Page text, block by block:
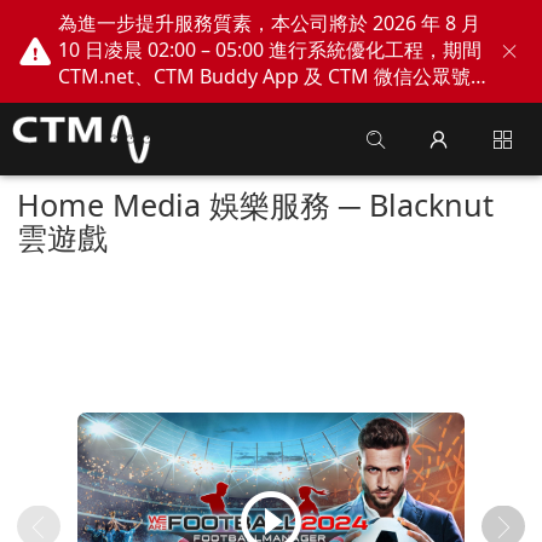
為進一步提升服務質素，本公司將於 2026 年 8 月
10 日凌晨 02:00 – 05:00 進行系統優化工程，期間
CTM.net、CTM Buddy App 及 CTM 微信公眾號
網上服務將會暫停。不便之處，敬請見諒！
Home Media 娛樂服務 ─ Blacknut
雲遊戲
